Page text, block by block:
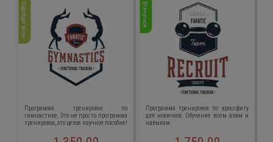
Подойдет всем
Программа тренировок по
гимнастике. Это не просто программа
тренировок, это целое научное пособие!
Втянуться
Программа тренировок по кроссфиту
для новичков. Обучение всем азам и
навыкам.